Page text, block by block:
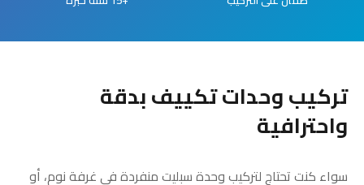
تركيب وحدات تكييف بدقة
واحترافية
سواء كنت تحتاج لتركيب وحدة سبليت منفردة في غرفة نوم، أو